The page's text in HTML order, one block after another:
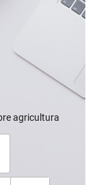
agricultura